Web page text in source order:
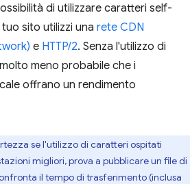
di utilizzare caratteri self-
sito utilizzi una rete CDN
e HTTP/2. Senza l'utilizzo di
meno probabile che i
offrano un rendimento
se l'utilizzo di caratteri ospitati
migliori, prova a pubblicare un file di
il tempo di trasferimento (inclusa